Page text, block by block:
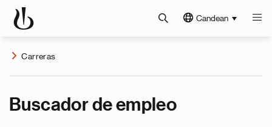
Candean
Carreras
Buscador de empleo